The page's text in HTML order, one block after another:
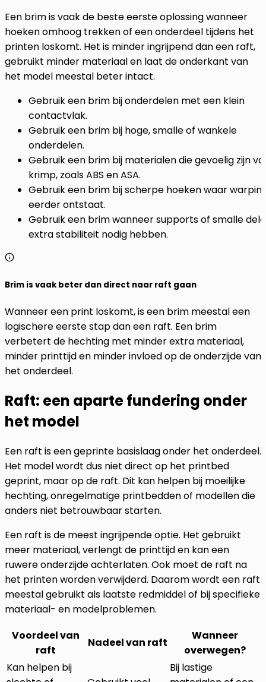
Een brim is vaak de beste eerste oplossing wanneer
hoeken omhoog trekken of een onderdeel tijdens het
printen loskomt. Het is minder ingrijpend dan een raft,
gebruikt minder materiaal en laat de onderkant van
het model meestal beter intact.
Gebruik een brim bij onderdelen met een klein
contactvlak.
Gebruik een brim bij hoge, smalle of wankele
onderdelen.
Gebruik een brim bij materialen die gevoelig zijn
krimp, zoals ABS en ASA.
Gebruik een brim bij scherpe hoeken waar
eerder ontstaat.
Gebruik een brim wanneer supports of smalle
extra stabiliteit nodig hebben.
Brim is vaak beter dan direct naar raft gaan
Wanneer een print loskomt, is een brim meestal een
logischere eerste stap dan een raft. Een brim
verbetert de hechting met minder extra materiaal,
minder printtijd en minder invloed op de onderzijde van
het onderdeel.
Raft: een aparte fundering onder
het model
Een raft is een geprinte basislaag onder het onderdeel.
Het model wordt dus niet direct op het printbed
geprint, maar op de raft. Dit kan helpen bij moeilijke
hechting, onregelmatige printbedden of modellen die
anders niet betrouwbaar starten.
Een raft is de meest ingrijpende optie. Het gebruikt
meer materiaal, verlengt de printtijd en kan een
ruwere onderzijde achterlaten. Ook moet de raft na
het printen worden verwijderd. Daarom wordt een raft
meestal gebruikt als laatste redmiddel of bij specifieke
materiaal- en modelproblemen.
Voordeel van
raft
Nadeel van raft
Wanneer
overwegen?
Kan helpen bij
Bij lastige